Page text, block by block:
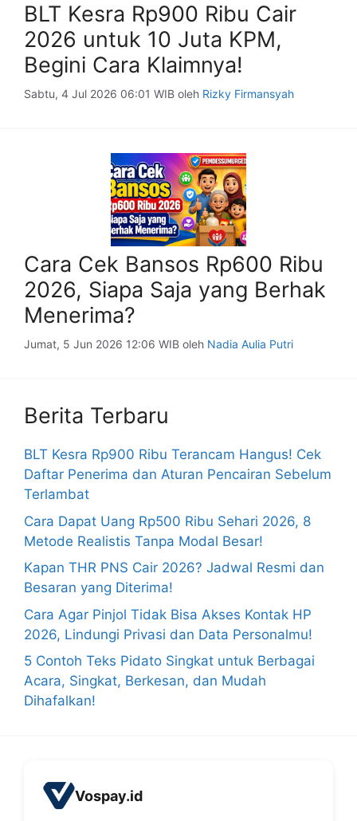
BLT Kesra Rp900 Ribu Cair
2026 untuk 10 Juta KPM,
Begini Cara Klaimnya!
Sabtu, 4 Jul 2026 06:01 WIB oleh Rizky Firmansyah
Cara Cek Bansos Rp600 Ribu
2026, Siapa Saja yang Berhak
Menerima?
Jumat, 5 Jun 2026 12:06 WIB oleh Nadia Aulia Putri
Berita Terbaru
BLT Kesra Rp900 Ribu Terancam Hangus! Cek
Daftar Penerima dan Aturan Pencairan Sebelum
Terlambat
Cara Dapat Uang Rp500 Ribu Sehari 2026, 8
Metode Realistis Tanpa Modal Besar!
Kapan THR PNS Cair 2026? Jadwal Resmi dan
Besaran yang Diterima!
Cara Agar Pinjol Tidak Bisa Akses Kontak HP
2026, Lindungi Privasi dan Data Personalmu!
5 Contoh Teks Pidato Singkat untuk Berbagai
Acara, Singkat, Berkesan, dan Mudah
Dihafalkan!
Vospay.id